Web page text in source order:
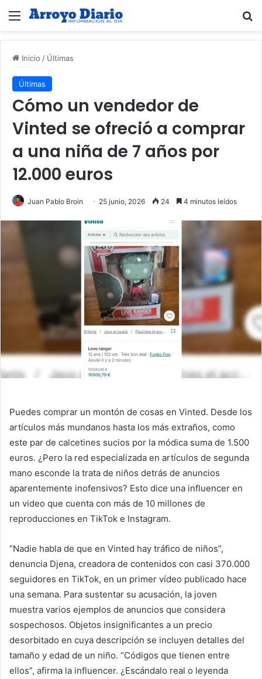
Menú
Inicio / Últimas
Últimas
Cómo un vendedor de
Vinted se ofreció a comprar
a una niña de 7 años por
12.000 euros
Juan Pablo Broin 25 junio, 2026 24 4 minutos leídos
Puedes comprar un montón de cosas en Vinted. Desde los
artículos más mundanos hasta los más extraños, como
este par de calcetines sucios por la módica suma de 1.500
euros. ¿Pero la red especializada en artículos de segunda
mano esconde la trata de niños detrás de anuncios
aparentemente inofensivos? Esto dice una influencer en
un video que cuenta con más de 10 millones de
reproducciones en TikTok e Instagram.
“Nadie habla de que en Vinted hay tráfico de niños”,
denuncia Djena, creadora de contenidos con casi 370.000
seguidores en TikTok, en un primer vídeo publicado hace
una semana. Para sustentar su acusación, la joven
muestra varios ejemplos de anuncios que considera
sospechosos. Objetos insignificantes a un precio
desorbitado en cuya descripción se incluyen detalles del
tamaño y edad de un niño. “Códigos que tienen entre
ellos”, afirma la influencer. ¿Escándalo real o leyenda